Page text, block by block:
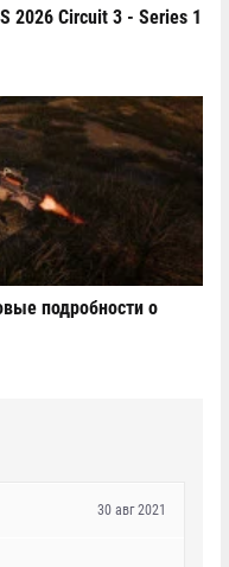
2026 Circuit 3 - Series 1
подробности о
30 авг 2021